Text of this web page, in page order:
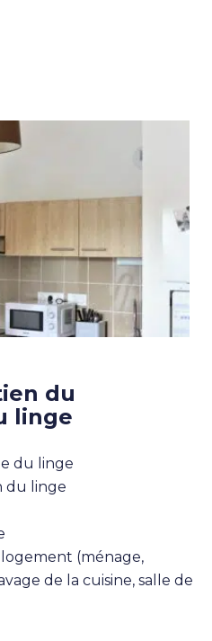
du
linge
du linge
du linge
(ménage,
de la cuisine, salle de